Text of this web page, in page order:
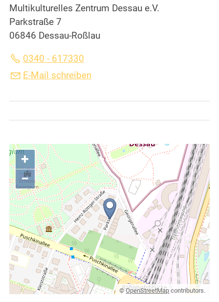
Multikulturelles Zentrum Dessau e.V.
Parkstraße 7
06846 Dessau-Roßlau
0340 - 617330
E-Mail schreiben
+
−
©OpenStreetMap contributors.